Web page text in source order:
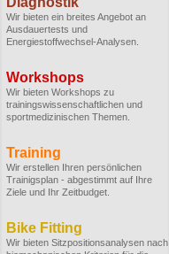
Wir bieten ein breites Angebot an
Ausdauertests und
Energiestoffwechsel-Analysen.
Workshops
Wir bieten Workshops zu
trainingswissenschaftlichen und
sportmedizinischen Themen.
Training
Wir erstellen Ihren persönlichen
Trainigsplan - abgestimmt auf Ihre
Ziele und Ihr Zeitbudget.
Bike Fitting
Wir bieten Sitzpositionsanalysen nach